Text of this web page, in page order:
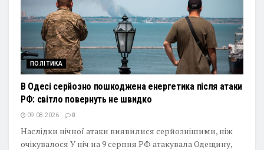
ПОЛІТИКА
В Одесі серйозно пошкоджена енергетика після атаки
РФ: світло повернуть не швидко
09.08.2026 0
Наслідки нічної атаки виявилися серйознішими, ніж
очікувалося У ніч на 9 серпня РФ атакувала Одещину,